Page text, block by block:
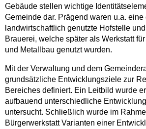
Gebäude stellen wichtige
Gemeinde dar. Prägend waren u.a.
landwirtschaftlich genutzte Hofstelle
Brauerei, welche später als Werkstatt
und Metallbau genutzt wurden.
Mit der Verwaltung und dem
grundsätzliche Entwicklungsziele zur
Bereiches definiert. Ein Leitbild wurde
aufbauend unterschiedliche
untersucht. Schließlich wurde im
Bürgerwerkstatt Varianten einer